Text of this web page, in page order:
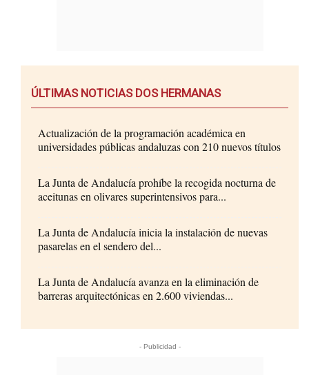
ÚLTIMAS NOTICIAS DOS HERMANAS
Actualización de la programación académica en
universidades públicas andaluzas con 210 nuevos títulos
La Junta de Andalucía prohíbe la recogida nocturna de
aceitunas en olivares superintensivos para...
La Junta de Andalucía inicia la instalación de nuevas
pasarelas en el sendero del...
La Junta de Andalucía avanza en la eliminación de
barreras arquitectónicas en 2.600 viviendas...
- Publicidad -